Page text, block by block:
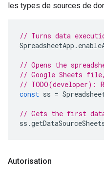
les types de sources de
// Turns data
SpreadsheetApp .
// Opens the
// Google Sheets file,
// TODO(developer):
const ss =
// Gets the first data
ss .
Autorisation